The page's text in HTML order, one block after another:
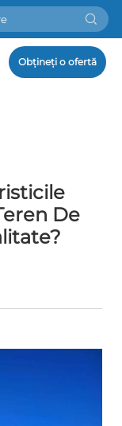
Obțineți o ofertă
De